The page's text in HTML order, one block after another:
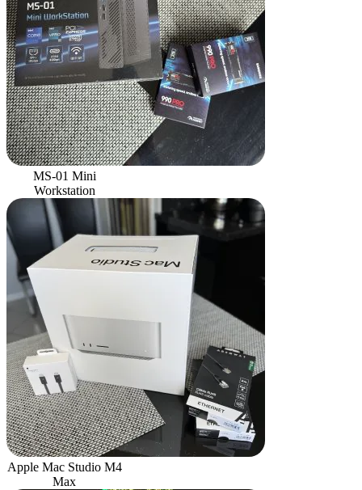
MS-01 Mini
Workstation
Apple Mac Studio M4
Max